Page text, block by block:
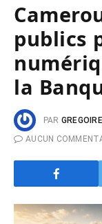
publics
la
PAR
AUCUN